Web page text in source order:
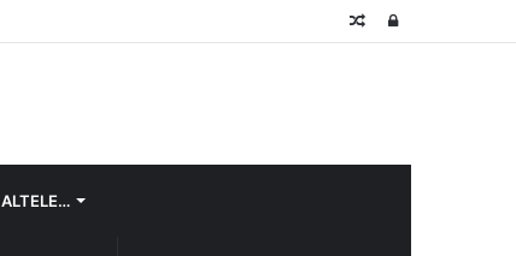
Log
Random
ALTELE…